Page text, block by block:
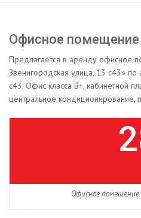
Офисное помещение
Предлагается в аренду офисное
Звенигородская улица, 13 с43»
с43. Офис класса B+, кабинетной
центральное кондиционирование,
Офисное помещение